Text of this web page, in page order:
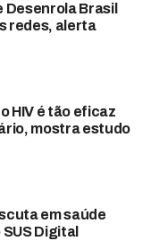
Desenrola Brasil
redes, alerta
HIV é tão eficaz
mostra estudo
em saúde
Digital